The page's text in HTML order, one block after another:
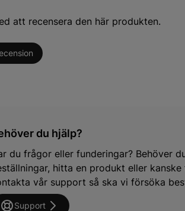
att recensera den här produkten.
du hjälp?
du frågor eller funderingar? Behöver
hitta en produkt eller
vår support så ska vi försöka
Support